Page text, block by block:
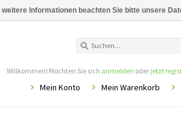
Willkommen! Möchten Sie sich anmelden oder jetzt
Mein Konto Mein Warenkorb
weitere Informationen beachten Sie bitte unsere